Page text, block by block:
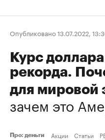
Опубликовано 13.07.2022,
Курс
рекорда.
для мировой
зачем это
Про: деньги Акции Статьи